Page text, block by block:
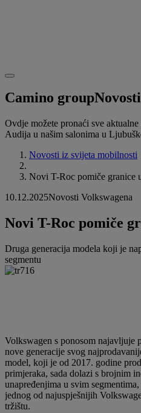
Camino groupNovosti
Ovdje možete pronaći sve
Audija u našim salonima u
Novosti iz svijeta mobilnosti
Novi T-Roc pomiče granice
10.12.2025Novosti Volkswagena
Novi T-Roc pomiče
Druga generacija modela koji je
segmentu
Volkswagen s ponosom najavljuje
nove generacije svog
model, koji je od 2017. godine
primjeraka, sada dolazi s brojnim
unapređenjima u svim
jednog od najuspješnijih
tržištu.